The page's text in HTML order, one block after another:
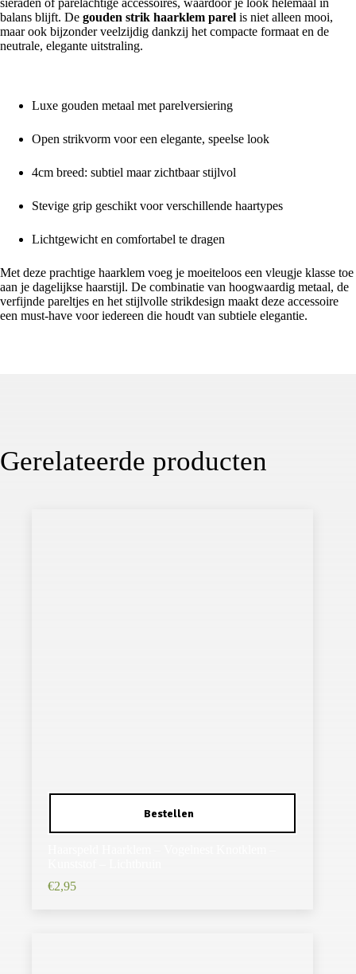
sieraden of parelachtige accessoires, waardoor je look helemaal in
balans blijft. De gouden strik haarklem parel is niet alleen mooi,
maar ook bijzonder veelzijdig dankzij het compacte formaat en de
neutrale, elegante uitstraling.
Luxe gouden metaal met parelversiering
Open strikvorm voor een elegante, speelse look
4cm breed: subtiel maar zichtbaar stijlvol
Stevige grip geschikt voor verschillende haartypes
Lichtgewicht en comfortabel te dragen
Met deze prachtige haarklem voeg je moeiteloos een vleugje klasse toe
aan je dagelijkse haarstijl. De combinatie van hoogwaardig metaal, de
verfijnde pareltjes en het stijlvolle strikdesign maakt deze accessoire
een must-have voor iedereen die houdt van subtiele elegantie.
Gerelateerde producten
€2,95